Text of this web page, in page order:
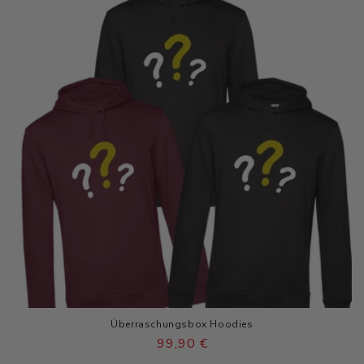
Überraschungsbox Hoodies
Verkaufspreis
99,90 €